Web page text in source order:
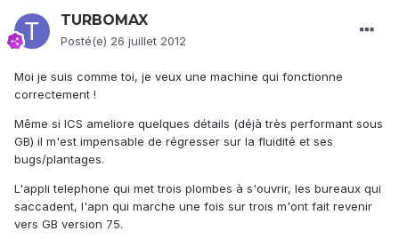
TURBOMAX
Posté(e) 26 juillet 2012
Moi je suis comme toi, je veux une machine qui fonctionne
correctement !
Même si ICS ameliore quelques détails (déjà très performant sous
GB) il m'est impensable de régresser sur la fluidité et ses
bugs/plantages.
L'appli telephone qui met trois plombes à s'ouvrir, les bureaux qui
saccadent, l'apn qui marche une fois sur trois m'ont fait revenir
vers GB version 75.